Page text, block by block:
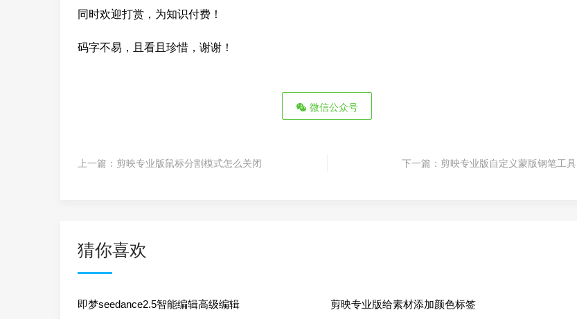
同时欢迎打赏，为知识付费！
码字不易，且看且珍惜，谢谢！
微信公众号
上一篇： 剪映专业版鼠标分割模式怎么关闭 下一篇： 剪映专业版自定义蒙版钢笔工具
猜你喜欢
即梦seedance2.5智能编辑高级编辑 剪映专业版给素材添加颜色标签